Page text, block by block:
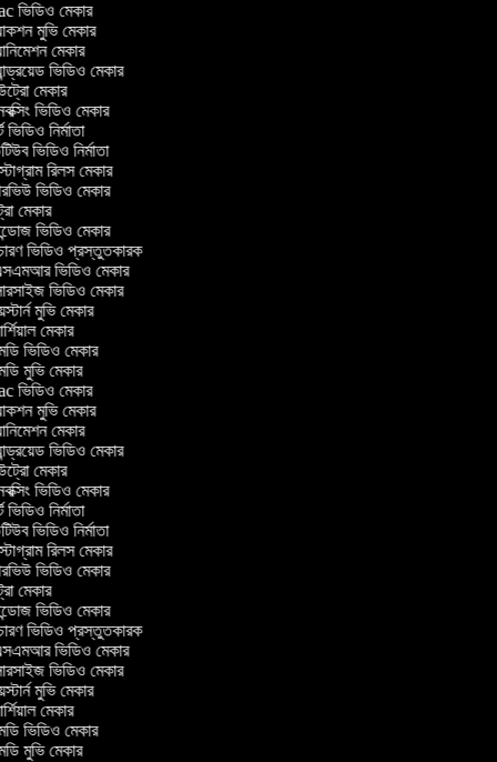
ভিডিও মেকার
মুভি মেকার
মেকার
ভিডিও মেকার
মেকার
ভিডিও মেকার
নির্মাতা
ভিডিও নির্মাতা
রিলস মেকার
ভিডিও মেকার
মেকার
ভিডিও মেকার
ভিডিও প্রস্তুতকারক
ভিডিও মেকার
ভিডিও মেকার
মুভি মেকার
মেকার
ভিডিও মেকার
মুভি মেকার
ভিডিও মেকার
মুভি মেকার
মেকার
ভিডিও মেকার
মেকার
ভিডিও মেকার
নির্মাতা
ভিডিও নির্মাতা
রিলস মেকার
ভিডিও মেকার
মেকার
ভিডিও মেকার
ভিডিও প্রস্তুতকারক
ভিডিও মেকার
ভিডিও মেকার
মুভি মেকার
মেকার
ভিডিও মেকার
মুভি মেকার